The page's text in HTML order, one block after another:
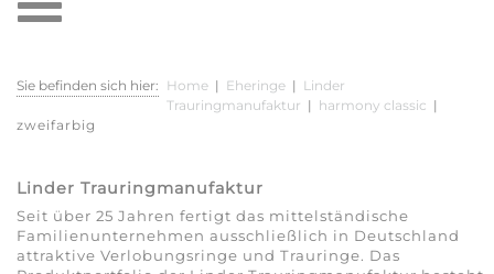
Sie befinden sich hier: Home | Eheringe | Linder
Trauringmanufaktur | harmony classic |
zweifarbig
Linder Trauringmanufaktur
Seit über 25 Jahren fertigt das mittelständische
Familienunternehmen ausschließlich in Deutschland
attraktive Verlobungsringe und Trauringe. Das